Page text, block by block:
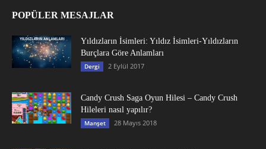
POPÜLER MESAJLAR
Yıldızların İsimleri: Yıldız İsimleri-Yıldızların
Burçlara Göre Anlamları
Dergi 2 Eylül 2017
Candy Crush Saga Oyun Hilesi – Candy Crush
Hileleri nasıl yapılır?
Manşet 28 Mayıs 2018